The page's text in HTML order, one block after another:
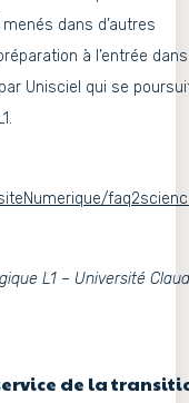
dans d’autres
à l’entrée dans
Unisciel qui se
L1 – Université
de la